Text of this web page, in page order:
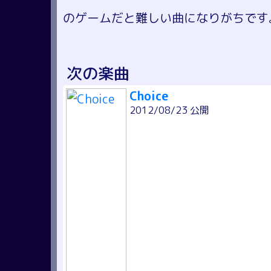
のゲームだと難しい曲になりがちで
次の楽曲
Choice
2012/08/23 公開